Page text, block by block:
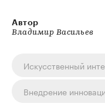
Автор
Владимир Васильев
Искусственный
Внедрение